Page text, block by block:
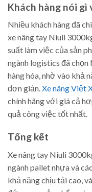
Khách hàng nói gì
Nhiều khách hàng đã
xe nâng tay Niuli
suất làm việc của sản
ngành logistics đã
hàng hóa, nhờ vào khả
đơn giản.Xe nâng Việt
chính hãng với giá cả
quả công việc tốt nhất.
Tổng kết
Xe nâng tay Niuli
ngành pallet nhựa và
khả năng chịu tải cao,